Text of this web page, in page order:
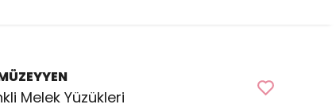
Melek Yüzükleri